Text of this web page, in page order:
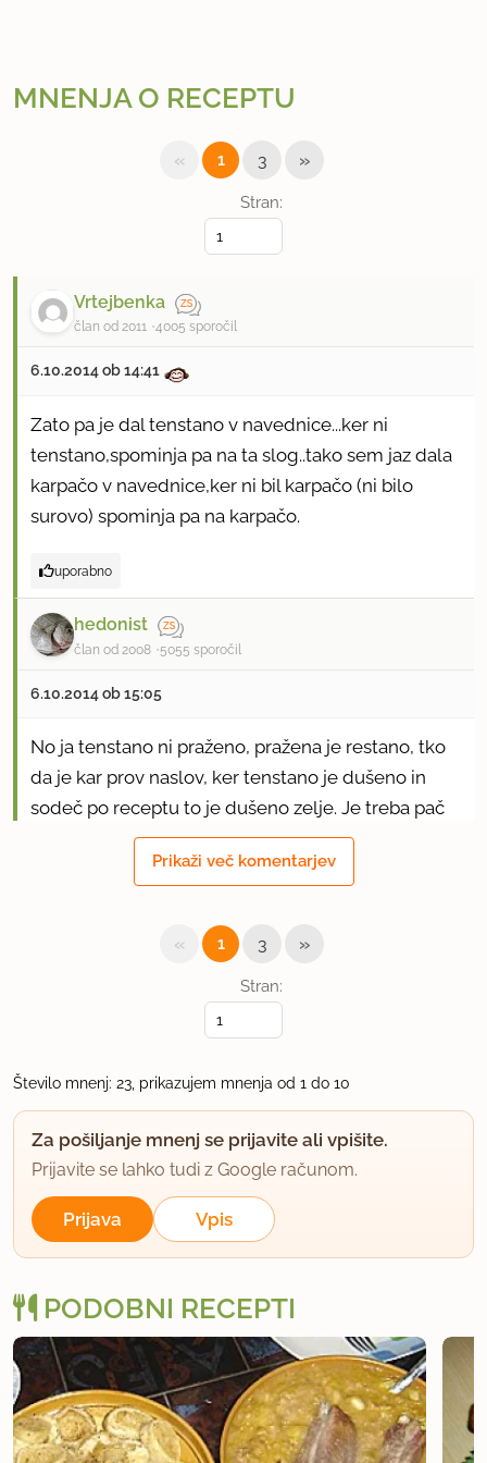
MNENJA O RECEPTU
Stran:
« 1 3 »
Vrtejbenka
član od 2011 4005 sporočil
6.10.2014 ob 14:41
Zato pa je dal tenstano v navednice...ker ni
tenstano,spominja pa na ta slog..tako sem jaz dala
karpačo v navednice,ker ni bil karpačo (ni bilo
surovo) spominja pa na karpačo.
uporabno
hedonist
član od 2008 5055 sporočil
6.10.2014 ob 15:05
No ja tenstano ni praženo, pražena je restano, tko
da je kar prov naslov, ker tenstano je dušeno in
sodeč po receptu to je dušeno zelje. Je treba pač
mal bolj prebrat ne pa kar takoj usekat .
pražen krompir, pa obračaj kolikor hočeš.. Vsaj v
mojem rodnem mestu Ljubljani tako pravimo, za
Zasavje pa ne vem. Sori Hedonist! Renstan, restan,
na maščobi tenstamo čebulo, meso, zelje... Moram
uporabno
naor
član od 2010 7767 sporočil
6.10.2014 ob 18:43
Prikaži več komentarjev
Stran:
« 1 3 »
Število mnenj: 23, prikazujem mnenja od 1 do 10
Za pošiljanje mnenj se prijavite ali vpišite.
Prijavite se lahko tudi z Google računom.
Prijava Vpis
PODOBNI RECEPTI